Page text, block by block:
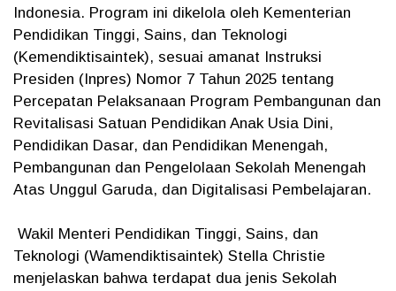
Indonesia. Program ini dikelola oleh Kementerian
Pendidikan Tinggi, Sains, dan Teknologi
(Kemendiktisaintek), sesuai amanat Instruksi
Presiden (Inpres) Nomor 7 Tahun 2025 tentang
Percepatan Pelaksanaan Program Pembangunan dan
Revitalisasi Satuan Pendidikan Anak Usia Dini,
Pendidikan Dasar, dan Pendidikan Menengah,
Pembangunan dan Pengelolaan Sekolah Menengah
Atas Unggul Garuda, dan Digitalisasi Pembelajaran.
Wakil Menteri Pendidikan Tinggi, Sains, dan
Teknologi (Wamendiktisaintek) Stella Christie
menjelaskan bahwa terdapat dua jenis Sekolah